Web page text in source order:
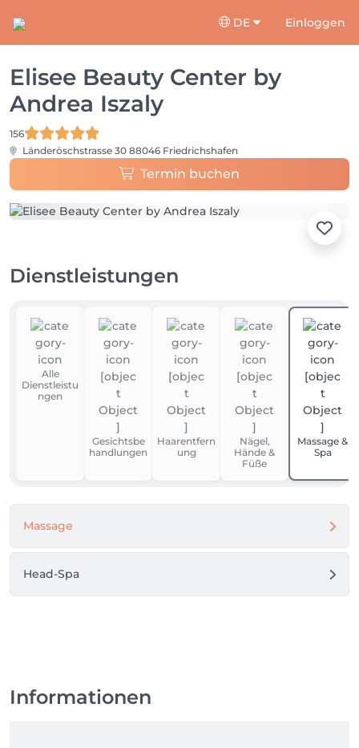
DE Einloggen
Elisee Beauty Center by
Andrea Iszaly
156
Länderöschstrasse 30 88046 Friedrichshafen
Termin buchen
Dienstleistungen
Alle
Dienstleistu
ngen
Gesichtsbe
handlungen
Haarentfern
ung
Nägel,
Hände &
Füße
Massage &
Spa
Massage
Head-Spa
Informationen